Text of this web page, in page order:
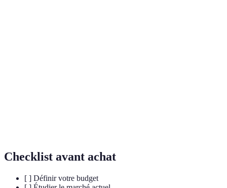
Checklist avant achat
[ ] Définir votre budget